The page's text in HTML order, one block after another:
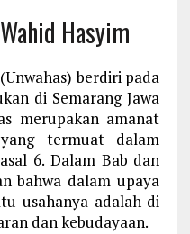
Hasyim
berdiri pada
di Semarang Jawa
merupakan amanat
termuat dalam
6. Dalam Bab dan
bahwa dalam upaya
usahanya adalah di
dan kebudayaan.